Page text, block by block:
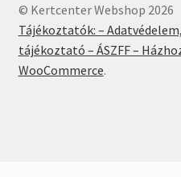
© Kertcenter Webshop 2026
Tájékoztatók: –
tájékoztató – ÁSZFF –
WooCommerce.